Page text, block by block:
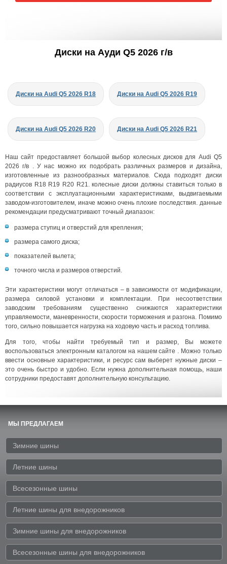
Диски на Ауди Q5 2026 г/в
Диски на Audi Q5 2026 R18 Диски на Audi Q5 2026 R19
Диски на Audi Q5 2026 R20 Диски на Audi Q5 2026 R21
Наш сайт предоставляет большой выбор колесных дисков для Audi Q5
2026 г/в . У нас можно их подобрать различных размеров и дизайна,
изготовленные из разнообразных материалов. Сюда подходят диски
радиусов R18 R19 R20 R21. колесные диски должны ставиться только в
соответствии с эксплуатационными характеристиками, выдвигаемыми
заводом-изготовителем, иначе можно очень плохие последствия. данные
рекомендации предусматривают точный диапазон:
размера ступиц и отверстий для крепления;
размера самого диска;
показателей вылета;
точного числа и размеров отверстий.
Эти характеристики могут отличаться – в зависимости от модификации,
размера силовой установки и комплектации. При несоответствии
заводским требованиям существенно снижаются характеристики
управляемости, маневренности, скорости торможения и разгона. Помимо
того, сильно повышается нагрузка на ходовую часть и расход топлива.
Для того, чтобы найти требуемый тип и размер, Вы можете
воспользоваться электронным каталогом на нашем сайте . Можно только
ввести основные характеристики, и ресурс сам выберет нужные диски –
это очень быстро и удобно. Если нужна дополнительная помощь, наши
сотрудники предоставят дополнительную консультацию.
МЫ ПРЕДЛАГАЕМ
Зимние шины
Летние шины
Всесезонные шины
Летние шины для внедорожников
Зимние шины для внедорожников
Всесезонные шины для внедорожников